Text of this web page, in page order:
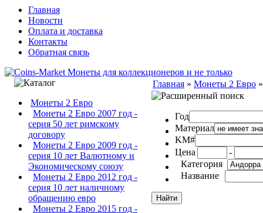
Главная
Новости
Оплата и доставка
Контакты
Обратная связь
Монеты 2 Евро
Монеты 2 Евро 2007 год -
серия 50 лет римскому
договору
Монеты 2 Евро 2009 год -
серия 10 лет Валютному и
Экономическому союзу
Монеты 2 Евро 2012 год -
серия 10 лет наличному
обращению евро
Монеты 2 Евро 2015 год -
Главная » Монеты 2 Евро
Год
Материал
KM#
Цена
-
Категория
Название